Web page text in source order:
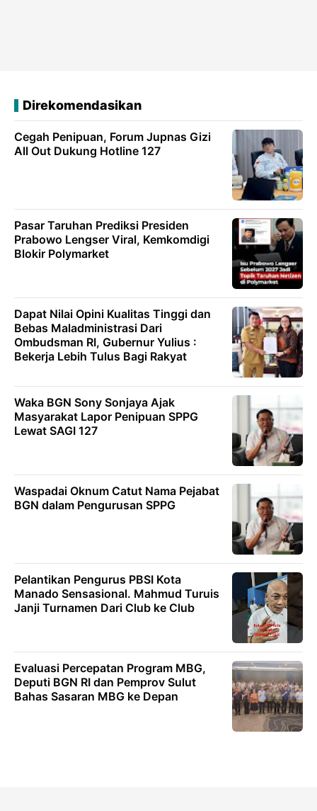
Direkomendasikan
Cegah Penipuan, Forum Jupnas Gizi
All Out Dukung Hotline 127
Pasar Taruhan Prediksi Presiden
Prabowo Lengser Viral, Kemkomdigi
Blokir Polymarket
Dapat Nilai Opini Kualitas Tinggi dan
Bebas Maladministrasi Dari
Ombudsman RI, Gubernur Yulius :
Bekerja Lebih Tulus Bagi Rakyat
Waka BGN Sony Sonjaya Ajak
Masyarakat Lapor Penipuan SPPG
Lewat SAGI 127
Waspadai Oknum Catut Nama Pejabat
BGN dalam Pengurusan SPPG
Pelantikan Pengurus PBSI Kota
Manado Sensasional. Mahmud Turuis
Janji Turnamen Dari Club ke Club
Evaluasi Percepatan Program MBG,
Deputi BGN RI dan Pemprov Sulut
Bahas Sasaran MBG ke Depan